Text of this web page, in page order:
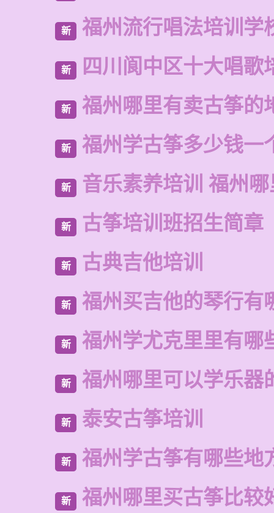
新 福州流行唱法培训学
新 四川阆中区十大唱歌
新 福州哪里有卖古筝的
新 福州学古筝多少钱一
新 音乐素养培训 福州
新 古筝培训班招生简章
新 古典吉他培训
新 福州买吉他的琴行有
新 福州学尤克里里有哪
新 福州哪里可以学乐器
新 泰安古筝培训
新 福州学古筝有哪些地
新 福州哪里买古筝比较